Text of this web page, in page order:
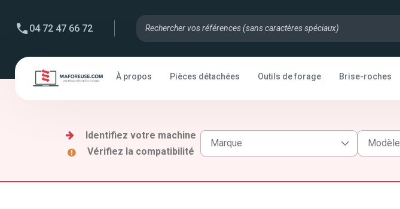
04 72 47 66 72
À propos Pièces détachées Outils de forage Brise-roches
Identifiez votre machine
Vérifiez la compatibilité